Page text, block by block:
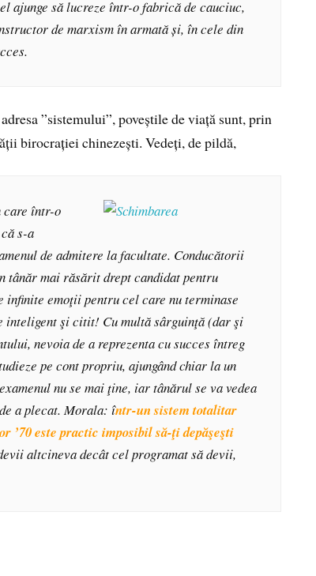
ajunge să lucreze într-o fabrică de cauciuc,
de marxism în armată și, în cele din
”sistemului”, poveștile de viață sunt, prin
birocrației chinezești. Vedeți, de pildă,
care într-o
s-a
de admitere la facultate. Conducătorii
tânăr mai răsărit drept candidat pentru
emoţii pentru cel care nu terminase
inteligent şi citit! Cu multă sârguinţă (dar şi
nevoia de a reprezenta cu succes întreg
pe cont propriu, ajungând chiar la un
nu se mai ţine, iar tânărul se va vedea
a plecat. Morala: într-un sistem totalitar
’70 este practic imposibil să-ţi depăşeşti
altcineva decât cel programat să devii,